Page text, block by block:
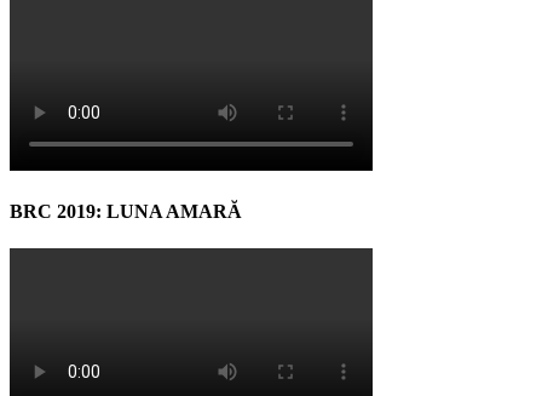
BRC 2019: LUNA AMARĂ